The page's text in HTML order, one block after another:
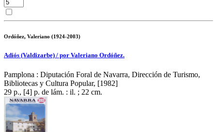
Ordóñez, Valeriano (1924-2003)
Adiós (Valdizarbe) / por Valeriano Ordóñez.
Pamplona : Diputación Foral de Navarra, Dirección de Turismo,
Bibliotecas y Cultura Popular, [1982]
29 p., [4] p. de lám. : il. ; 22 cm.